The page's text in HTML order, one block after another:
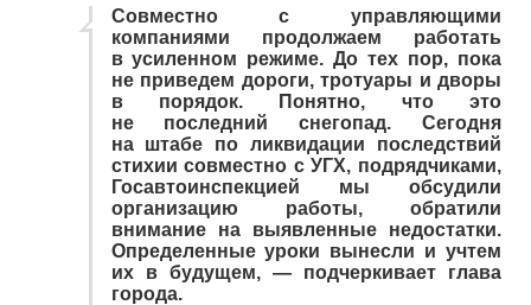
Совместно с управляющими
компаниями продолжаем работать
в усиленном режиме. До тех пор, пока
не приведем дороги, тротуары и дворы
в порядок. Понятно, что это
не последний снегопад. Сегодня
на штабе по ликвидации последствий
стихии совместно с УГХ, подрядчиками,
Госавтоинспекцией мы обсудили
организацию работы, обратили
внимание на выявленные недостатки.
Определенные уроки вынесли и учтем
их в будущем, — подчеркивает глава
города.